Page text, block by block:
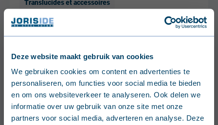
Deze website maakt gebruik van cookies
We gebruiken cookies om content en advertenties te
personaliseren, om functies voor social media te bieden
en om ons websiteverkeer te analyseren. Ook delen we
informatie over uw gebruik van onze site met onze
partners voor social media, adverteren en analyse. Deze
English (United Kingdom)
Nederlands (België)
Français (Belgique)
Translucides et accessoires
Translucide polycarbonate
45-333-1000 - 2.5mm
Translucides et accessoires
Translucide simple